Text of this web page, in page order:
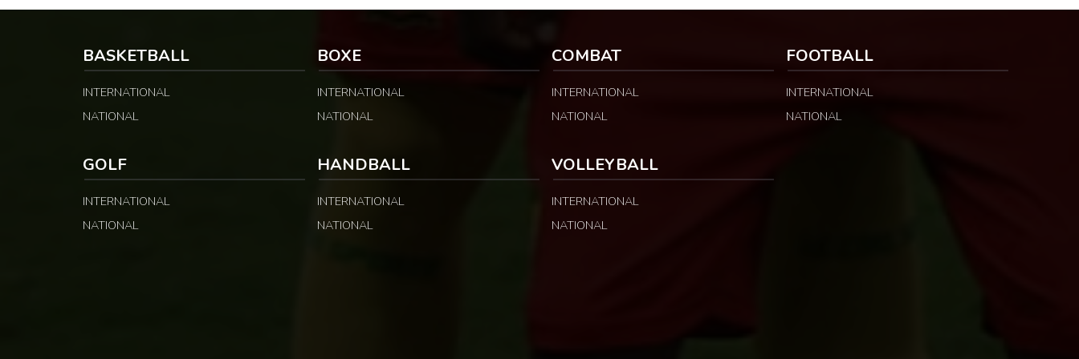
BASKETBALL
INTERNATIONAL
NATIONAL
BOXE
INTERNATIONAL
NATIONAL
COMBAT
INTERNATIONAL
NATIONAL
FOOTBALL
INTERNATIONAL
NATIONAL
GOLF
INTERNATIONAL
NATIONAL
HANDBALL
INTERNATIONAL
NATIONAL
VOLLEYBALL
INTERNATIONAL
NATIONAL